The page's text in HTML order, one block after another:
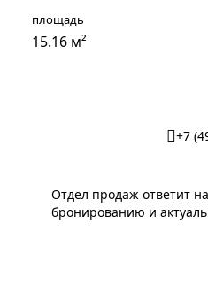
площадь
15.16 м²
+7
Отдел продаж ответит
бронированию и